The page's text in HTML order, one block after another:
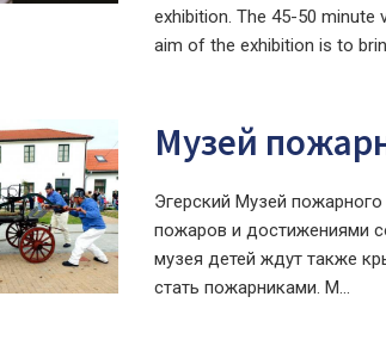
exhibition. The 45-50 minute
aim of the exhibition is to
Музей
Эгерский Музей
пожаров и достижениями
музея детей ждут также
стать пожарниками. М...